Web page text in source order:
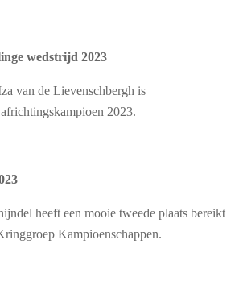
wedstrijd 2023
van de Lievenschbergh is
2023.
heeft een mooie tweede plaats bereikt
Kampioenschappen.